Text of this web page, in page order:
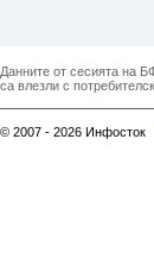
Данните от сесията на
са влезли с
© 2007 - 2026 Инфосток